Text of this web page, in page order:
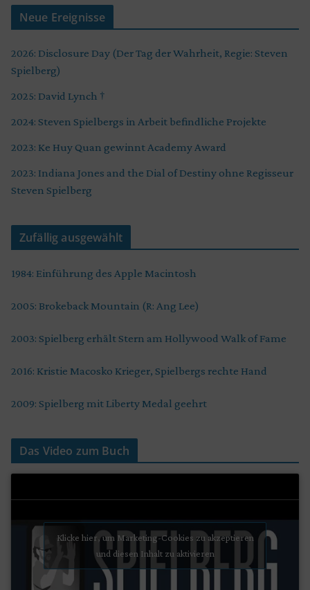
Neue Ereignisse
2026: Disclosure Day (Der Tag der Wahrheit, Regie: Steven
Spielberg)
2025: David Lynch †
2024: Steven Spielbergs in Arbeit befindliche Projekte
2023: Ke Huy Quan gewinnt Academy Award
2023: Indiana Jones and the Dial of Destiny ohne Regisseur
Steven Spielberg
Zufällig ausgewählt
1984: Einführung des Apple Macintosh
2005: Brokeback Mountain (R: Ang Lee)
2003: Spielberg erhält Stern am Hollywood Walk of Fame
2016: Kristie Macosko Krieger, Spielbergs rechte Hand
2009: Spielberg mit Liberty Medal geehrt
Das Video zum Buch
Klicke hier, um Marketing-Cookies zu akzeptieren
und diesen Inhalt zu aktivieren